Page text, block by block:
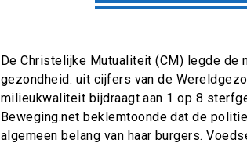
De Christelijke Mutualiteit (CM) legde de
gezondheid: uit cijfers van de
milieukwaliteit bijdraagt aan 1 op 8
Beweging.net beklemtoonde dat de
algemeen belang van haar burgers.